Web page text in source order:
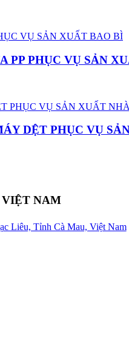
PP PHỤC VỤ SẢN
DỆT PHỤC VỤ
VIỆT NAM
Liêu, Tỉnh Cà Mau, Việt Nam